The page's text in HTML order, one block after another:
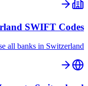
SWIFT Codes
all banks in Switzerland